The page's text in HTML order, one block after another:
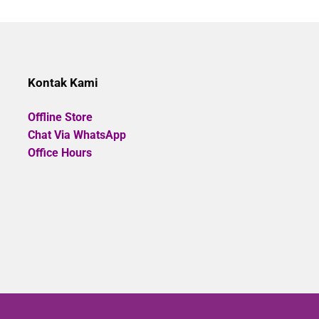
Kontak Kami
Offline Store
Chat Via WhatsApp
Office Hours